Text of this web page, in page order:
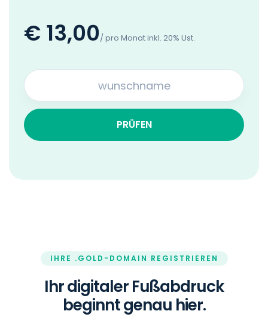
€ 13,00/ pro Monat inkl. 20% Ust.
PRÜFEN
IHRE .GOLD-DOMAIN REGISTRIEREN
Ihr digitaler Fußabdruck
beginnt genau hier.